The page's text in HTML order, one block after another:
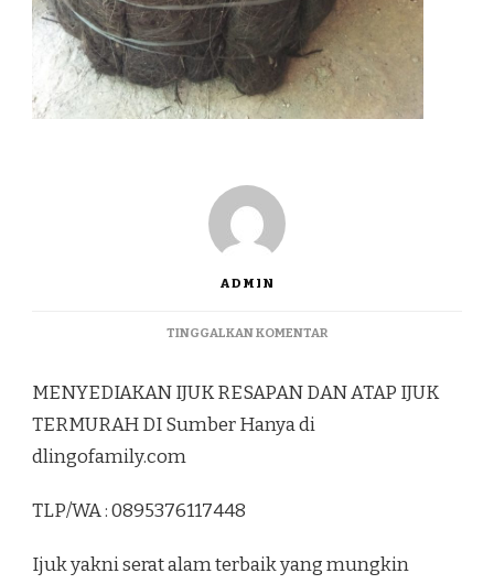
ADMIN
TINGGALKAN KOMENTARPADA
RESAPAN
MENYEDIAKAN IJUK RESAPAN DAN ATAP IJUK
TERMURAH DI Sumber Hanya di
dlingofamily.com
TLP/WA : 0895376117448
Ijuk yakni serat alam terbaik yang mungkin